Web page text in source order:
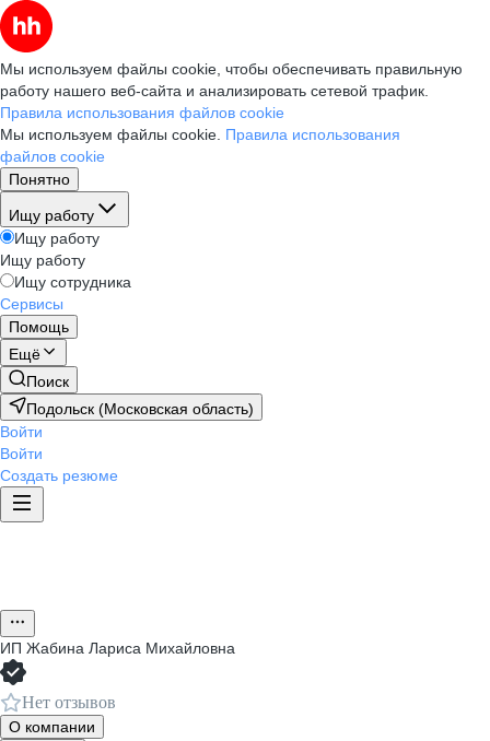
Мы используем файлы cookie, чтобы обеспечивать правильную
работу нашего веб-сайта и анализировать сетевой трафик.
Правила использования файлов cookie
Мы используем файлы cookie. Правила использования
файлов cookie
Понятно
Ищу работу
Ищу работу
Ищу работу
Ищу сотрудника
Сервисы
Помощь
Ещё
Поиск
Подольск (Московская область)
Войти
Войти
Создать резюме
ИП Жабина Лариса Михайловна
Нет отзывов
О компании